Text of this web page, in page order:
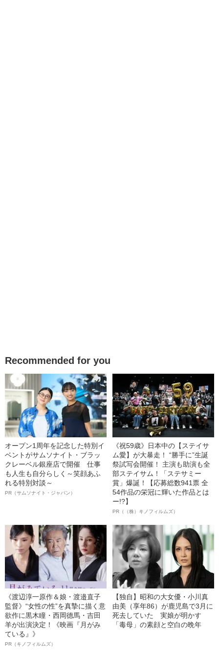
Recommended for you
オープン1周年を記念した特別イ
ベントがサムソナイト・ブラッ
クレーベル銀座店で開催 仕事
も人生も自分らしく～笑顔あふ
れる特別対談～
PR（サムソナイト・ジャパン）
《祝59歳》日本中の【ステイサ
ム愛】が大暴走！ “勝手に”生誕
祭試写会開催！ 主演も助演も全
部ステイサム！「ステサミー
賞」爆誕！【応募総数941票 全
54作品の栄冠に輝いた作品とは
ー!?】
PR（（株）キノフィルムズ）
《渡辺淳一原作＆娘・渡邉直子
監督》“女性の性”を真摯に描く意
欲作に黒木瞳・西岡德馬・吉田
羊が出演決定！《映画『月がみ
ている』》
PR（キノフィルムズ）
【独自】昭和の大女優・小川真
由美（享年86）が鹿児島で3月に
死去していた 実娘が明かす
「毒母」の素顔と空白の晩年